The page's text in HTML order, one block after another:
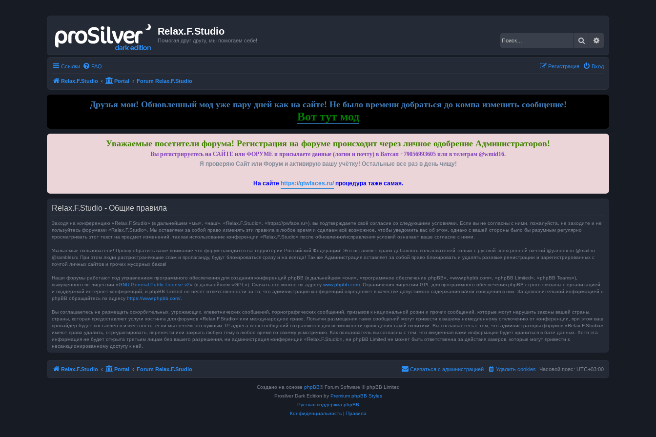
Relax.F.Studio
Помогая друг другу, мы помогаем себе! Поиск
Ссылки FAQ Вход
Регистрация
Relax.F.Studio Portal Forum Relax.F.Studio
Друзья мои! Обновленный мод уже пару дней как на сайте! Не было времени добраться до компа изменить сообщение!
Вот тут мод
Уважаемые посетители форума! Регистрация на форуме происходит через личное одобрение Администраторов!
Вы регистрируетесь на САЙТЕ или ФОРУМЕ и присылаете данные (логин и почту) в Ватсап +79056993605 или в телеграм @wmid16.
Я проверяю Сайт или Форум и активирую вашу учётку! Остальные все раз в день чищу!
На сайте https://gtwfaces.ru/процедура таже самая.
Relax.F.Studio - Общие правила
Заходя на конференцию «Relax.F.Studio» (в дальнейшем «мы», «наш», «Relax.F.Studio», «https://pwface.ru»), вы подтверждаете своё согласие со следующими условиями. Если вы не согласны с ними, пожалуйста, не заходите и не
пользуйтесь форумами «Relax.F.Studio». Мы оставляем за собой право изменять эти правила в любое время и сделаем всё возможное, чтобы уведомить вас об этом, однако с вашей стороны было бы разумным регулярно
просматривать этот текст на предмет изменений, так как использование конференции «Relax.F.Studio» после обновления/исправления условий означает ваше согласие с ними.
Уважаемые пользователи! Прошу обратить ваше внимание что форум находится на территории Российской Федерации! Это оставляет право добавлять пользователей только с русской электронной почтой @yandex.ru @mail.ru
@rambler.ru При этом люди распространяющие спам и пропаганду, будут блокироваться сразу и на всегда! Так же Администрация оставляет за собой право блокировать и удалять разовые ренистрации и зарегистрированных с
почтой личных сайтов и прочих мусорных баков!
Наши форумы работают под управлением программного обеспечения для создания конференций phpBB (в дальнейшем «они», «программное обеспечение phpBB», «www.phpbb.com», «phpBB Limited», «phpBB Teams»),
выпущенного по лицензии «GNU General Public License v2» (в дальнейшем «GPL»). Скачать его можно по адресу www.phpbb.com . Ограничения лицензии GPL для программного обеспечения phpBB строго связаны с организацией
и поддержкой интернет-конференций, и phpBB Limited не несёт ответственности за то, что администрация конференций определяет в качестве допустимого содержания и/или поведения в них. За дополнительной информацией о
phpBB обращайтесь по адресу https://www.phpbb.com/
Вы соглашаетесь не размещать оскорбительных, угрожающих, клеветнических сообщений, порнографических сообщений, призывов к национальной розни и прочих сообщений, которые могут нарушить законы вашей страны,
страны, которая предоставляет услуги хостинга для форумов «Relax.F.Studio» или международное право. Попытки размещения таких сообщений могут привести к вашему немедленному отключению от конференции, при этом ваш
провайдер будет поставлен в известность, если мы сочтём это нужным. IP-адреса всех сообщений сохраняются для возможности проведения такой политики. Вы соглашаетесь с тем, что администраторы форумов «Relax.F.Studio»
имеют право удалить, отредактировать, перенести или закрыть любую тему в любое время по своему усмотрению. Как пользователь вы согласны с тем, что введённая вами информация будет храниться в базе данных. Хотя эта
информация не будет открыта третьим лицам без вашего разрешения, ни администрация конференции «Relax.F.Studio», ни phpBB Limited не может быть ответственна за действия хакеров, которые могут привести к
несанкционированному доступу к ней.
Relax.F.Studio Portal Forum Relax.F.Studio Часовой пояс: UTC+03:00
Удалить cookies
Связаться с администрацией
Создано на основе phpBB® Forum Software © phpBB Limited
Prosilver Dark Edition by Premium phpBB Styles
Русская поддержка phpBB
Конфиденциальность| Правила